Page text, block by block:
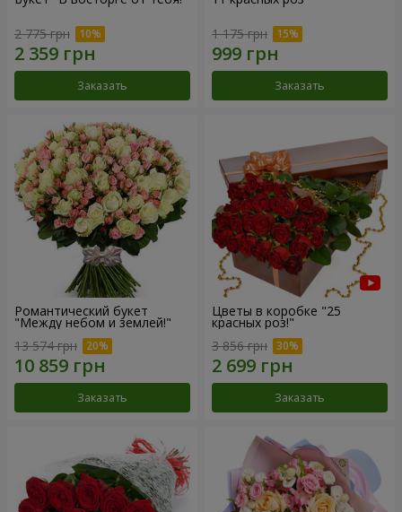
2 775 грн
Заказать
1 175 грн
Заказать
Романтический букет
"Между небом и землей!"
13 574 грн
Заказать
Цветы в коробке "25
красных роз!"
3 856 грн
Заказать